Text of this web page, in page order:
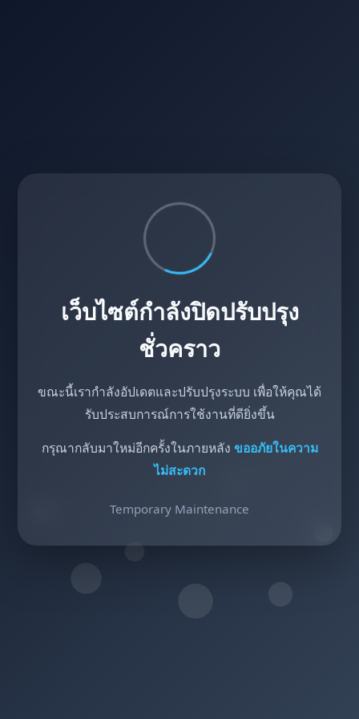
เว็บไซต์กำลังปิดปรับปรุง
ชั่วคราว
ขณะนี้เรากำลังอัปเดตและปรับปรุงระบบ เพื่อให้คุณได้
รับประสบการณ์การใช้งานที่ดียิ่งขึ้น
กรุณากลับมาใหม่อีกครั้งในภายหลัง ขออภัยในความ
ไม่สะดวก
Temporary Maintenance